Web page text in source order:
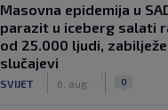
Masovna epidemija u
parazit u iceberg salati
od 25.000 ljudi,
slučajevi
SVIJET 6. aug. 0